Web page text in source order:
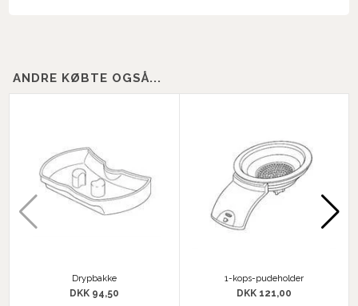
ANDRE KØBTE OGSÅ...
Drypbakke
DKK 94,50
1-kops-pudeholder
DKK 121,00